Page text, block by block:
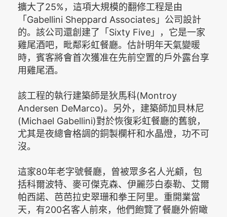
擴大了25%，這項大規模的翻修工程是由
「Gabellini Sheppard Associates」公司設計
的。該公司還創建了「Sixty Five」，它是一家
雞尾酒吧，毗鄰彩虹餐廳。估計明年天氣變暖
時，賓客將會首次獲准在先前空置的戶外露台享
用雞尾酒。
該工程的執行建築師是狄馬科(Montroy
Andersen DeMarco)。另外，建築師加貝林尼
(Michael Gabellini)對於恢復彩虹餐廳的舊貌，
尤其是夜總會格調的銅製欄杆和水晶燈，功不可
沒。
這家80年老字號餐廳，曾被眾多名人光顧，包
括科爾波特、麥可傑克森、伊麗莎白泰勒、艾爾
帕西諾、芭芭拉史翠珊和拳王阿里。重開業當
天，有200名客人前來，他們飽覽了餐廳外俯瞰